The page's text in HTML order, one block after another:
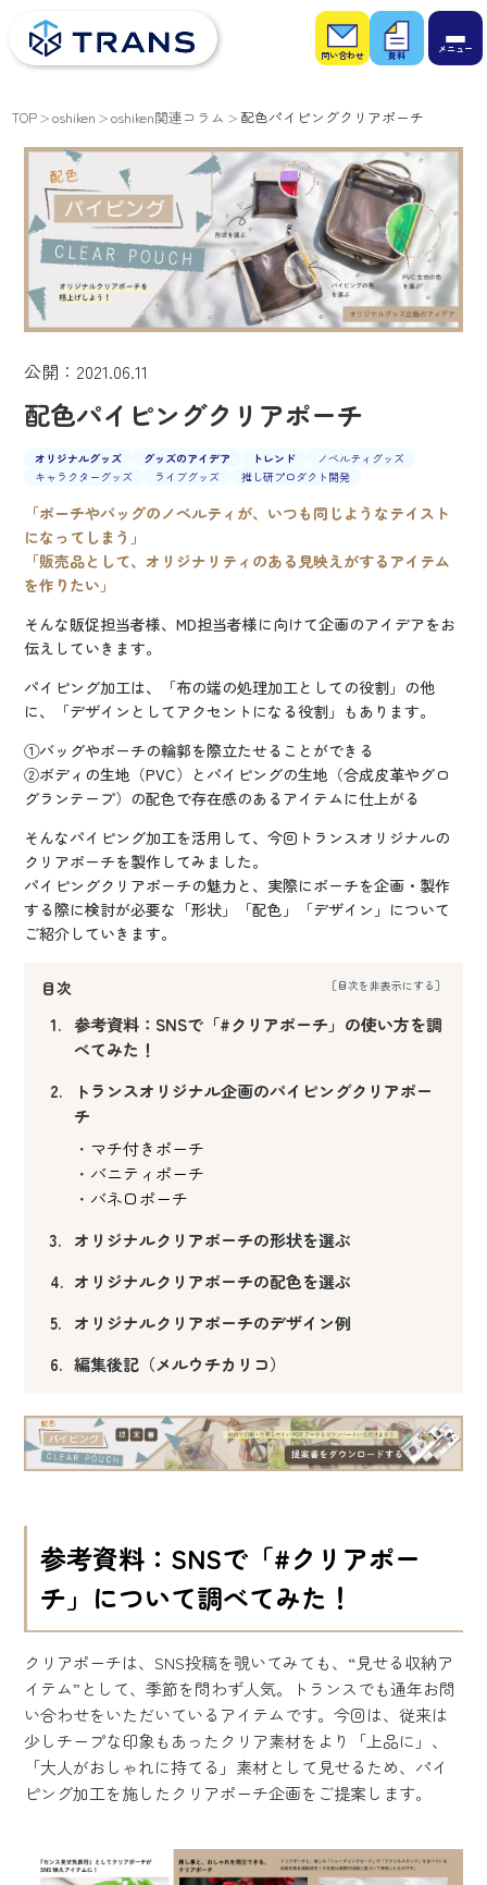
お問
い合
わせ
お役
立ち
資料
TOP oshiken oshiken関連コラム 配色パイピングクリアポーチ
公開：2021.06.11
配色パイピングクリアポーチ
オリジナルグッズ グッズのアイデア トレンド
ノベルティグッズ
キャラクターグッズ
ライブグッズ 推し研プロダクト開発
「ポーチやバッグのノベルティが、いつも同じようなテイスト
になってしまう」
「販売品として、オリジナリティのある見映えがするアイテム
を作りたい」
そんな販促担当者様、MD担当者様に向けて企画のアイデアをお
伝えしていきます。
パイピング加工は、「布の端の処理加工としての役割」の他
に、「デザインとしてアクセントになる役割」もあります。
①バッグやポーチの輪郭を際立たせることができる
②ボディの生地（PVC）とパイピングの生地（合成皮革やグロ
グランテープ）の配色で存在感のあるアイテムに仕上がる
そんなパイピング加工を活用して、今回トランスオリジナルの
クリアポーチを製作してみました。
パイピングクリアポーチの魅力と、実際にポーチを企画・製作
する際に検討が必要な「形状」「配色」「デザイン」について
ご紹介していきます。
目次
参考資料：SNSで「#クリアポーチ」の使い方を調
べてみた！
トランスオリジナル企画のパイピングクリアポー
チ
マチ付きポーチ
バニティポーチ
バネ口ポーチ
オリジナルクリアポーチの形状を選ぶ
オリジナルクリアポーチの配色を選ぶ
オリジナルクリアポーチのデザイン例
編集後記（メルウチカリコ）
参考資料：SNSで「#クリアポー
チ」について調べてみた！
クリアポーチは、SNS投稿を覗いてみても、“見せる収納ア
イテム”として、季節を問わず人気。トランスでも通年お問
い合わせをいただいているアイテムです。今回は、従来は
少しチープな印象もあったクリア素材をより「上品に」、
「大人がおしゃれに持てる」素材として見せるため、パイ
ピング加工を施したクリアポーチ企画をご提案します。